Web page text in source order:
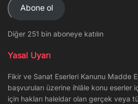
Abone ol
Diğer 251 bin aboneye katılın
Yasal Uyarı
Fikir ve Sanat Eserleri Kanunu Madde
başvuruları üzerine ihlâle konu eserler
için hakları haleldar olan gerçek veya